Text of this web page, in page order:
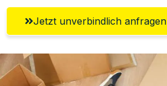
Jetzt unverbindlich anfragen